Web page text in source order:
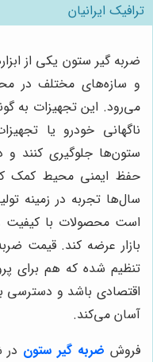
ترافیک ایرانیان
ضربه گیر ستون یکی از
و سازه‌های مختلف در
می‌رود. این تجهیزات به
ناگهانی خودرو یا
ستون‌ها جلوگیری کنند
حفظ ایمنی محیط کمک
سال‌ها تجربه در زمینه
است محصولات با کیفیت و
بازار عرضه کند. قیمت
تنظیم شده که هم برای
اقتصادی باشد و دسترسی
آسان می‌کند.
فروش ضربه گیر ستون در